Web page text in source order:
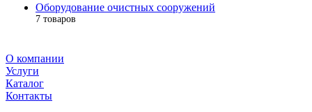
Оборудование очистных сооружений
7 товаров
О компании
Услуги
Каталог
Контакты